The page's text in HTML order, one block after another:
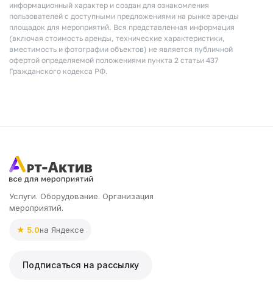
информационный характер и создан для ознакомления
пользователей с доступными предложениями на рынке аренды
площадок для мероприятий. Вся представленная информация
(включая стоимость аренды, технические характеристики,
вместимость и фотографии объектов) не является публичной
офертой определяемой положениями пункта 2 статьи 437
Гражданского кодекса РФ.
Услуги. Оборудование. Организация
мероприятий.
★ 5.0на Яндексе
Подписаться на рассылку